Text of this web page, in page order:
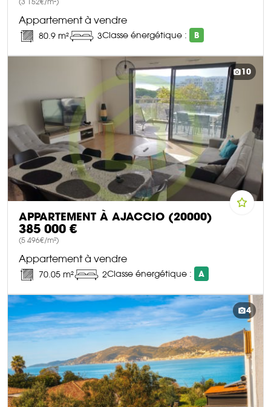
(3 152€/m²)
Appartement à vendre
80.9 m² 3Classe énergétique : B
DÉCOUVRIR CE BIEN
10
APPARTEMENT À AJACCIO (20000)
385 000 €
(5 496€/m²)
Appartement à vendre
70.05 m² 2Classe énergétique : A
DÉCOUVRIR CE BIEN
4